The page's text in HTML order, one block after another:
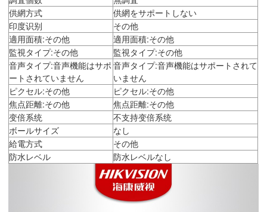
供網方式
供網をサポートしない
印度识别
その他
適用面積:その他
適用面積:その他
監視タイプ:その他
監視タイプ:その他
音声タイプ:音声機能はサポ
ートされていません
音声タイプ:音声機能はサポートされて
いません
ピクセル:その他
ピクセル:その他
焦点距離:その他
焦点距離:その他
变倍系统
不支持变倍系统
ボールサイズ
なし
給電方式
その他
防水レベル
防水レベルなし